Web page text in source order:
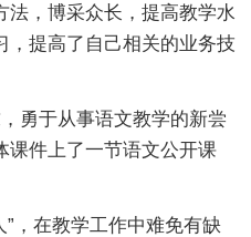
法，博采众长，提高教学水
，提高了自己相关的业务技
于从事语文教学的新尝
课件上了一节语文公开课
在教学工作中难免有缺